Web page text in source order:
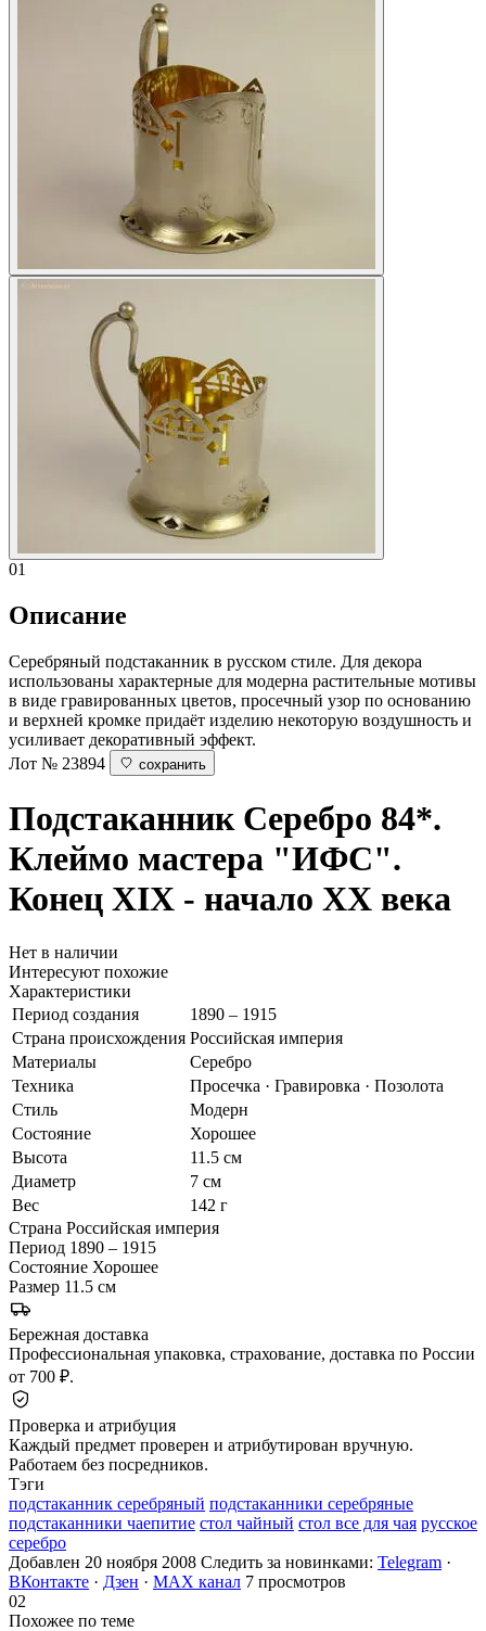
01
Описание
Серебряный подстаканник в русском стиле. Для декора
использованы характерные для модерна растительные мотивы
в виде гравированных цветов, просечный узор по основанию
и верхней кромке придаёт изделию некоторую воздушность и
усиливает декоративный эффект.
Лот № 23894
сохранить
Подстаканник Серебро 84*.
Клеймо мастера "ИФС".
Конец XIX - начало ХХ века
Нет в наличии
Интересуют похожие
Характеристики
Период создания
1890 – 1915
Страна происхождения Российская империя
Материалы
Серебро
Техника
Просечка · Гравировка · Позолота
Стиль
Модерн
Состояние
Хорошее
Высота
11.5 см
Диаметр
7 см
Вес
142 г
Страна Российская империя
Период 1890 – 1915
Состояние Хорошее
Размер 11.5 см
Бережная доставка
Профессиональная упаковка, страхование, доставка по России
от 700 ₽.
Проверка и атрибуция
Каждый предмет проверен и атрибутирован вручную.
Работаем без посредников.
Тэги
подстаканник серебряный подстаканники серебряные
подстаканники чаепитие стол чайный стол все для чая русское
серебро
Добавлен 20 ноября 2008 Следить за новинками: Telegram ·
ВКонтакте · Дзен · MAX канал 7 просмотров
02
Похожее по теме